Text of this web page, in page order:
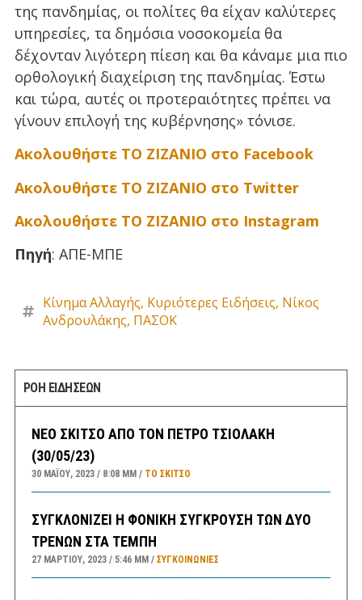
της πανδημίας, οι πολίτες θα είχαν καλύτερες
υπηρεσίες, τα δημόσια νοσοκομεία θα
δέχονταν λιγότερη πίεση και θα κάναμε μια πιο
ορθολογική διαχείριση της πανδημίας. Έστω
και τώρα, αυτές οι προτεραιότητες πρέπει να
γίνουν επιλογή της κυβέρνησης» τόνισε.
Ακολουθήστε ΤΟ ΖΙΖΑΝΙΟ στο Facebook
Ακολουθήστε ΤΟ ΖΙΖΑΝΙΟ στο Twitter
Ακολουθήστε ΤΟ ΖΙΖΑΝΙΟ στο Instagram
Πηγή: ΑΠΕ-ΜΠΕ
Κίνημα Αλλαγής, Κυριότερες Ειδήσεις, Νίκος
Ανδρουλάκης, ΠΑΣΟΚ
ΡΟΗ ΕΙΔΗΣΕΩΝ
ΝΕΟ ΣΚΙΤΣΟ ΑΠΟ ΤΟΝ ΠΕΤΡΟ ΤΣΙΟΛΑΚΗ
(30/05/23)
30 ΜΑΪ́ΟΥ, 2023 8:08 ΜΜ ΤΟ ΣΚΊΤΣΟ
ΣΥΓΚΛΟΝΙΖΕΙ Η ΦΟΝΙΚΗ ΣΥΓΚΡΟΥΣΗ ΤΩΝ ΔΥΟ
ΤΡΕΝΩΝ ΣΤΑ ΤΕΜΠΗ
27 ΜΑΡΤΊΟΥ, 2023 5:46 ΜΜ ΣΥΓΚΟΙΝΩΝΊΕΣ